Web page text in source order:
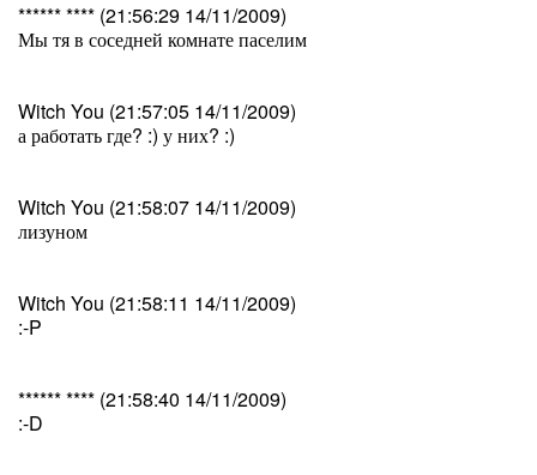
****** **** (21:56:29 14/11/2009)
Мы тя в соседней комнате паселим
Witch You (21:57:05 14/11/2009)
а работать где? :) у них? :)
Witch You (21:58:07 14/11/2009)
лизуном
Witch You (21:58:11 14/11/2009)
:-P
****** **** (21:58:40 14/11/2009)
:-D